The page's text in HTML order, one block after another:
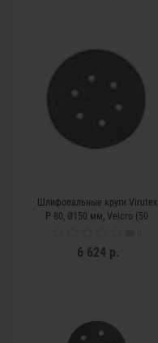
Шлифовальные круги Virutex
P 80, Ø150 мм, Velcro (50
6 624 р.